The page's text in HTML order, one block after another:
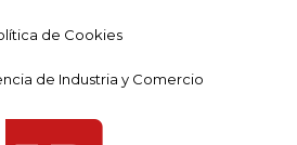
de Cookies
de Industria y Comercio